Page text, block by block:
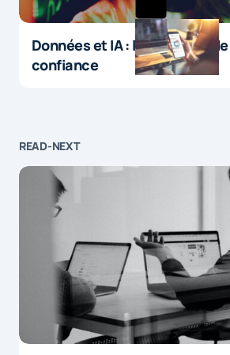
Données et IA : le paradoxe
confiance
READ-NEXT